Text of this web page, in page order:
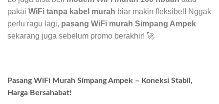
pakai WiFi tanpa kabel murah biar makin fleksibel! Nggak
perlu ragu lagi, pasang WiFi murah Simpang Ampek
sekarang juga sebelum promo berakhir! 🚀
Pasang WiFi Murah Simpang Ampek – Koneksi Stabil,
Harga Bersahabat!